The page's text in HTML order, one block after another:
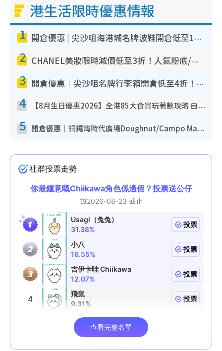
港生活限時優惠情報
1 開倉優惠 | 尖沙咀海港城名牌波鞋開倉低至1折！On鞋$899起／Joy&Peace鞋履$98起
2 CHANEL美妝限時減價低至3折！人氣粉底/唇膏/精華液低至$275！COCO香水都有平
3 開倉優惠｜尖沙咀名牌行李箱開倉低至4折！一連5日 American Tourister/ace./Hallmark $200起！
4 【8月生日優惠2026】全港85大食買玩著數攻略 自助餐/火鍋放題同行免費＋誠品/DONKI送現金券
5 開倉優惠｜銅鑼灣時代廣場Doughnut/Campo Marzio開倉低至1折！背囊、書包、手袋劈價$200起